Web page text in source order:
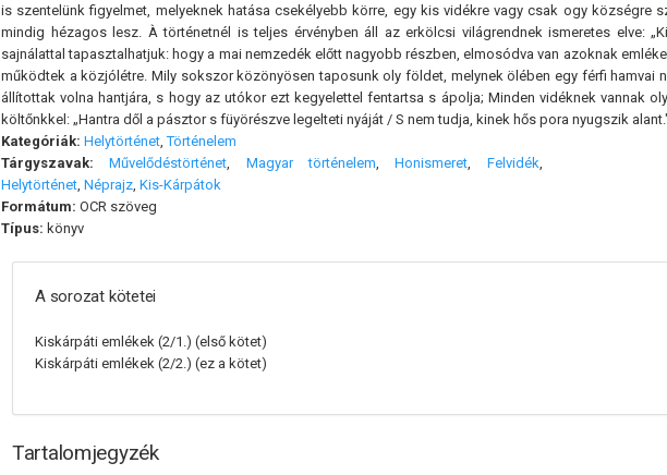
is szentelünk figyelmet, melyeknek hatása csekélyebb körre, egy kis vidékre vagy csak ogy községre
mindig hézagos lesz. À történetnél is teljes érvényben áll az erkölcsi világrendnek ismeretes elve:
sajnálattal tapasztalhatjuk: hogy a mai nemzedék előtt nagyobb részben, elmosódva van azoknak
működtek a közjólétre. Mily sokszor közönyösen taposunk oly földet, melynek ölében egy férfi hamvai
állítottak volna hantjára, s hogy az utókor ezt kegyelettel fentartsa s ápolja; Minden vidéknek vannak
költőnkkel: „Hantra dől a pásztor s füyörészve legelteti nyáját / S nem tudja, kinek hős pora nyugszik
Kategóriák: Helytörténet ,Történelem
Tárgyszavak:
Művelődéstörténet Magyar történelem ,Honismeret Felvidék
Helytörténet Néprajz Kis-Kárpátok
Formátum: OCR szöveg
Típus: könyv
A sorozat kötetei
Kiskárpáti emlékek (2/1.) (első kötet)
Kiskárpáti emlékek (2/2.) (ez a kötet)
Tartalomjegyzék